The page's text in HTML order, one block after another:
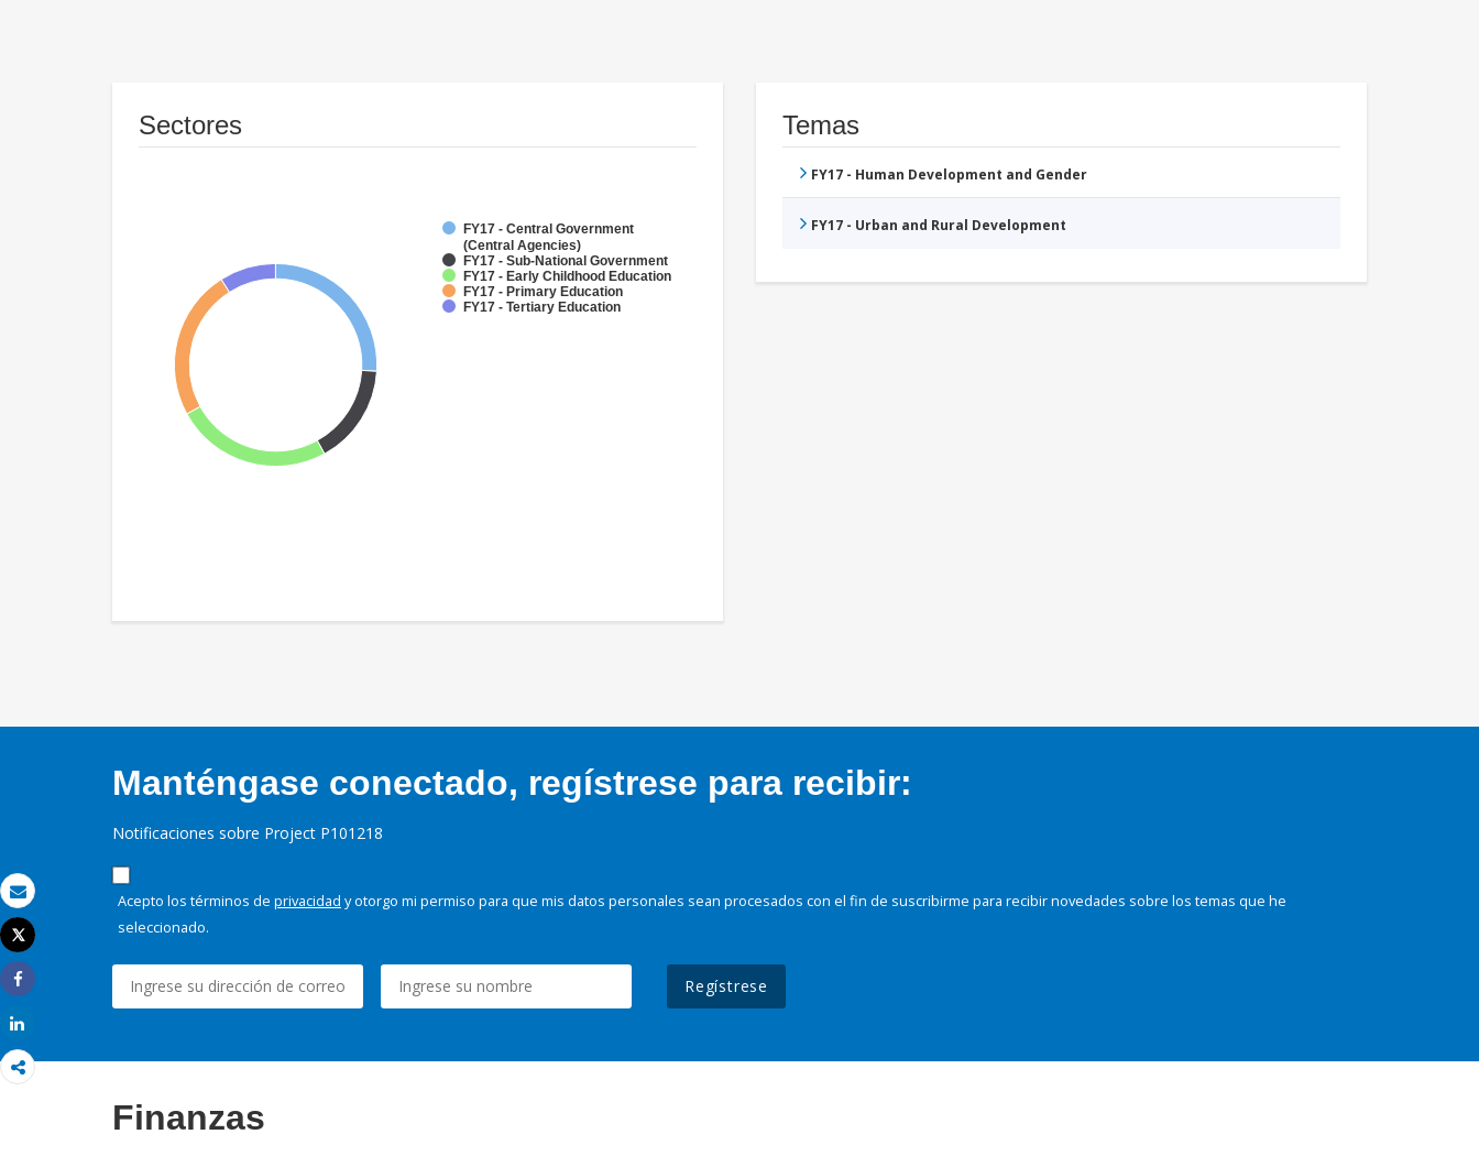
Correo electrónico
Imprimir
Tweet
Share
Sectores
FY17 - Central Government
(Central Agencies)
FY17 - Sub-National Government
FY17 - Early Childhood Education
FY17 - Primary Education
FY17 - Tertiary Education
Temas
FY17 - Human Development and Gender
FY17 - Urban and Rural Development
Manténgase conectado, regístrese para recibir:
Notificaciones sobre Project P101218
Acepto los términos de privacidad y otorgo mi permiso para que mis datos personales sean procesados con el fin de suscribirme para recibir novedades sobre los temas que he
seleccionado.
Regístrese
Finanzas